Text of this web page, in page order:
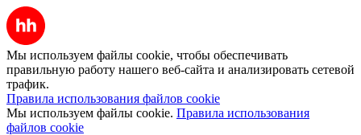
Мы используем файлы cookie, чтобы обеспечивать
правильную работу нашего веб-сайта и анализировать сетевой
трафик.
Правила использования файлов cookie
Мы используем файлы cookie. Правила использования
файлов cookie